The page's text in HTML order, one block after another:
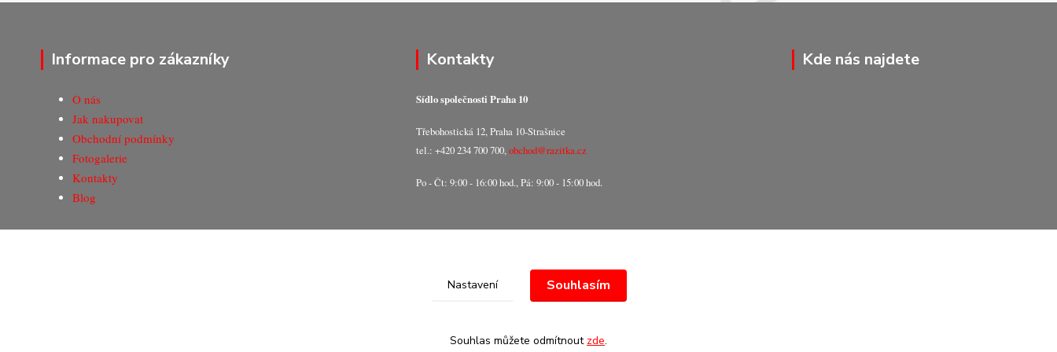
Informace pro zákazníky
O nás
Jak nakupovat
Obchodní podmínky
Fotogalerie
Kontakty
Blog
Kontakty
Sídlo společnosti Praha 10
Třebohostická 12, Praha 10-Strašnice
tel.: +420 234 700 700,obchod@razitka.cz
Po - Čt: 9:00 - 16:00 hod., Pá: 9:00 - 15:00 hod.
Kde nás najdete
Nastavení Souhlasím
Souhlas můžete odmítnout zde.